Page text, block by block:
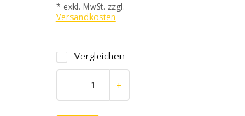
* exkl. MwSt. zzgl.
Versandkosten
Vergleichen
- +